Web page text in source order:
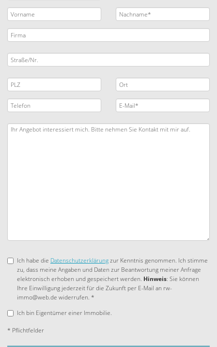
Ich habe die Datenschutzerklärungzur Kenntnis genommen. Ich stimme
zu, dass meine Angaben und Daten zur Beantwortung meiner Anfrage
elektronisch erhoben und gespeichert werden. Hinweis: Sie können
Ihre Einwilligung jederzeit für die Zukunft per E-Mail an rw-
immo@web.de widerrufen. *
Ich bin Eigentümer einer Immobilie.
* Pflichtfelder